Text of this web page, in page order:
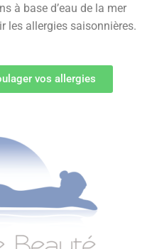
à base d’eau de la mer
les allergies saisonnières.
vos allergies